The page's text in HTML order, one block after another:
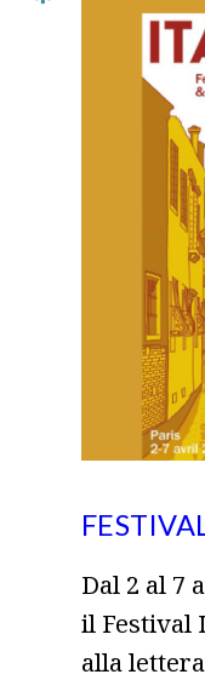
Dal 2 al 7
il Festival
alla